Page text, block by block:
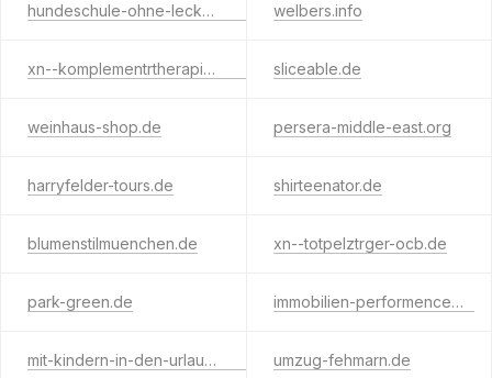
hundeschule-ohne-leckerlie.de welbers.info
xn--komplementrtherapie-pwb.de sliceable.de
weinhaus-shop.de persera-middle-east.org
harryfelder-tours.de shirteenator.de
blumenstilmuenchen.de xn--totpelztrger-ocb.de
park-green.de immobilien-performence.de
mit-kindern-in-den-urlaub.com umzug-fehmarn.de